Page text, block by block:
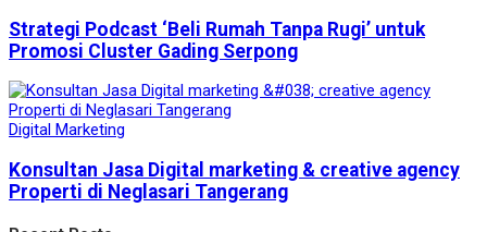
Strategi Podcast ‘Beli Rumah Tanpa Rugi’ untuk
Promosi Cluster Gading Serpong
Digital Marketing
Konsultan Jasa Digital marketing & creative agency
Properti di Neglasari Tangerang